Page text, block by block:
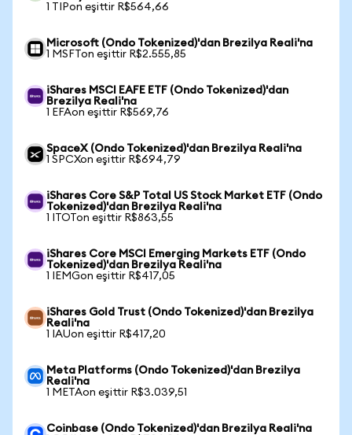
1 TIPon eşittir R$564,66
Microsoft (Ondo Tokenized)'dan Brezilya Reali'na
1 MSFTon eşittir R$2.555,85
iShares MSCI EAFE ETF (Ondo Tokenized)'dan
Brezilya Reali'na
1 EFAon eşittir R$569,76
SpaceX (Ondo Tokenized)'dan Brezilya Reali'na
1 SPCXon eşittir R$694,79
iShares Core S&P Total US Stock Market ETF (Ondo
Tokenized)'dan Brezilya Reali'na
1 ITOTon eşittir R$863,55
iShares Core MSCI Emerging Markets ETF (Ondo
Tokenized)'dan Brezilya Reali'na
1 IEMGon eşittir R$417,05
iShares Gold Trust (Ondo Tokenized)'dan Brezilya
Reali'na
1 IAUon eşittir R$417,20
Meta Platforms (Ondo Tokenized)'dan Brezilya
Reali'na
1 METAon eşittir R$3.039,51
Coinbase (Ondo Tokenized)'dan Brezilya Reali'na